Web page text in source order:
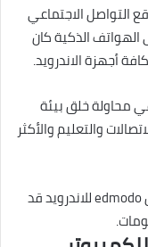
التواصل الاجتماعي
الهواتف الذكية كان
محاولة خلق بيئة
والتعليم والأكثر
والحق أن تطور وسائل وتقنيات تحميل تطبيق edmodo للاندرويد قد